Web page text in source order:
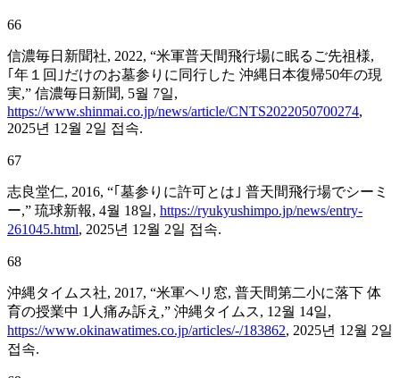
66
信濃毎日新聞社, 2022, “米軍普天間飛行場に眠るご先祖様,
｢年１回｣だけのお墓参りに同行した 沖縄日本復帰50年の現
実,” 信濃毎日新聞, 5월 7일,
https://www.shinmai.co.jp/news/article/CNTS2022050700274,
2025년 12월 2일 접속.
67
志良堂仁, 2016, “｢墓参りに許可とは｣ 普天間飛行場でシーミ
ー,” 琉球新報, 4월 18일, https://ryukyushimpo.jp/news/entry-
261045.html, 2025년 12월 2일 접속.
68
沖縄タイムス社, 2017, “米軍ヘリ窓, 普天間第二小に落下 体
育の授業中 1人痛み訴え,” 沖縄タイムス, 12월 14일,
https://www.okinawatimes.co.jp/articles/-/183862, 2025년 12월 2일
접속.